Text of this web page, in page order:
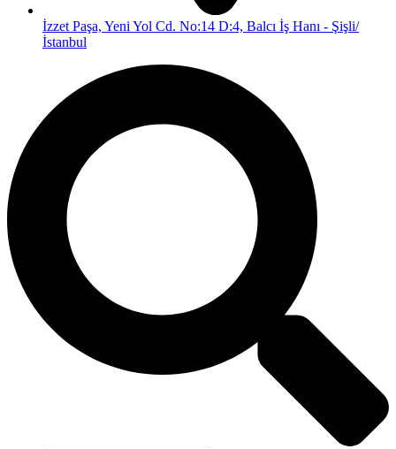
İzzet Paşa, Yeni Yol Cd. No:14 D:4, Balcı İş Hanı - Şişli/
İstanbul